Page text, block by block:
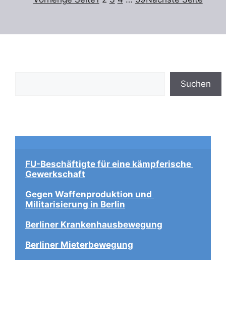
Suchen
FU-Beschäftigte für eine kämpferische
Gewerkschaft
Gegen Waffenproduktion und
Militarisierung in Berlin
Berliner Krankenhausbewegung
Berliner Mieterbewegung